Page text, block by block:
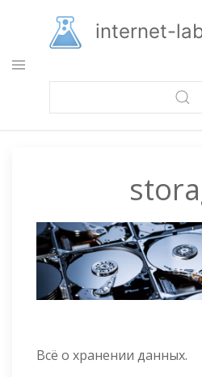
основному
содержанию
internet-
Всё о хранении данных.